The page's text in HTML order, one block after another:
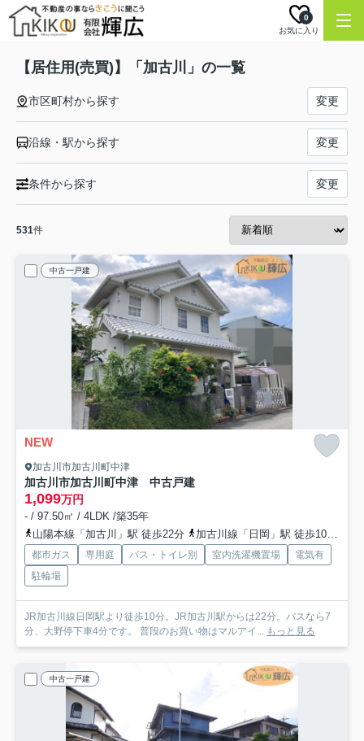
お気に入り
0
【居住用(売買)】「加古川」の一覧
市区町村から探す 変更
沿線・駅から探す 変更
条件から探す 変更
531件
中古一戸建
NEW
加古川市加古川町中津
加古川市加古川町中津 中古戸建
1,099万円
- / 97.50㎡ / 4LDK /築35年
山陽本線「加古川」駅 徒歩22分
加古川線「日岡」駅 徒歩10分
都市ガス 専用庭 バス・トイレ別 室内洗濯機置場
電気有
駐輪場
JR加古川線日岡駅より徒歩10分。JR加古川駅からは22分。バスなら7
分、大野停下車4分です。 普段のお買い物はマルアイ... もっと見る
中古一戸建